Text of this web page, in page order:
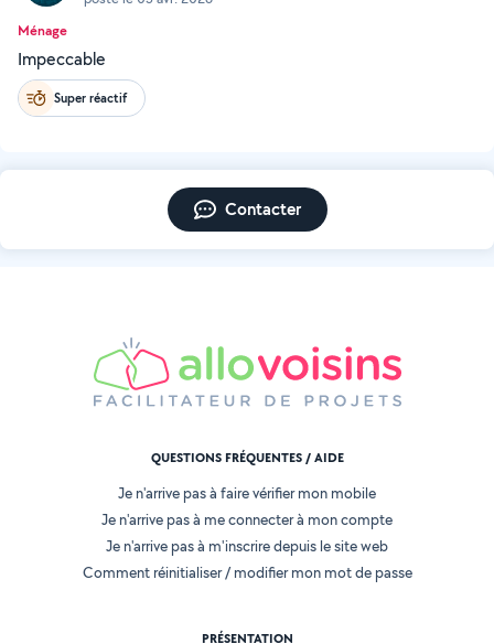
Ménage
Impeccable
Super réactif
Contacter
QUESTIONS FRÉQUENTES / AIDE
Je n'arrive pas à faire vérifier mon mobile
Je n'arrive pas à me connecter à mon compte
Je n'arrive pas à m'inscrire depuis le site web
Comment réinitialiser / modifier mon mot de passe
PRÉSENTATION